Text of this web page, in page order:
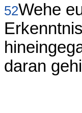
52Wehe
daran